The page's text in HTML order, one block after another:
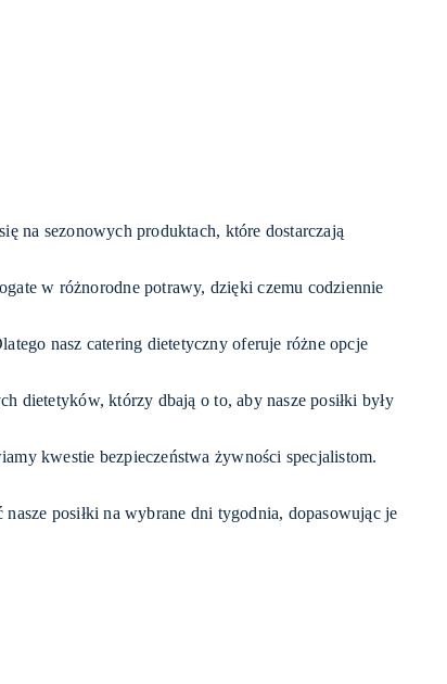
na sezonowych produktach, które dostarczają
w różnorodne potrawy, dzięki czemu codziennie
nasz catering dietetyczny oferuje różne opcje
dietetyków, którzy dbają o to, aby nasze posiłki były
kwestie bezpieczeństwa żywności specjalistom.
posiłki na wybrane dni tygodnia, dopasowując je